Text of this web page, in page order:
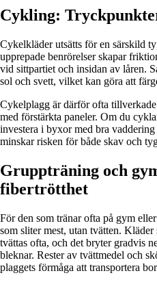
Cykling:
Cykelkläder utsätts för en särskild
upprepade benrörelser skapar
vid sittpartiet och insidan av låren.
sol och svett, vilket kan göra att
Cykelplagg är därför ofta
med förstärkta paneler. Om du
investera i byxor med bra
minskar risken för både skav och
Gruppträning och
fibertrötthet
För den som tränar ofta på gym
som sliter mest, utan tvätten.
tvättas ofta, och det bryter gradvis
bleknar. Rester av tvättmedel och
plaggets förmåga att transportera